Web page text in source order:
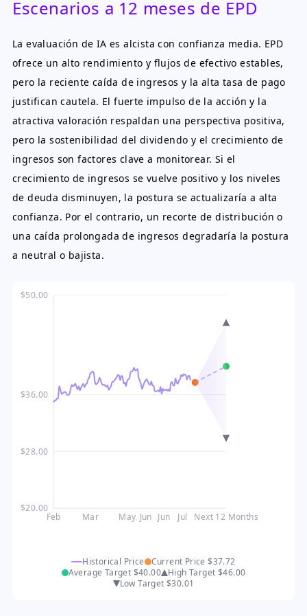
Escenarios a 12 meses de EPD
La evaluación de IA es alcista con confianza media. EPD
ofrece un alto rendimiento y flujos de efectivo estables,
pero la reciente caída de ingresos y la alta tasa de pago
justifican cautela. El fuerte impulso de la acción y la
atractiva valoración respaldan una perspectiva positiva,
pero la sostenibilidad del dividendo y el crecimiento de
ingresos son factores clave a monitorear. Si el
crecimiento de ingresos se vuelve positivo y los niveles
de deuda disminuyen, la postura se actualizaría a alta
confianza. Por el contrario, un recorte de distribución o
una caída prolongada de ingresos degradaría la postura
a neutral o bajista.
$20.00
$28.00
$36.00
$50.00
Feb Mar May Jun Jun Jul Next 12 Months
Historical Price Current Price$37.72
Average Target $40.00 High Target $46.00
Low Target $30.01